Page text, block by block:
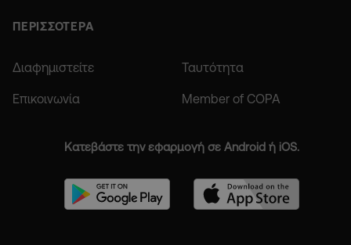
ΠΕΡΙΣΣΟΤΕΡΑ
Διαφημιστείτε Ταυτότητα
Επικοινωνία Member of COPA
Κατεβάστε την εφαρμογή σε Android ή iOS.